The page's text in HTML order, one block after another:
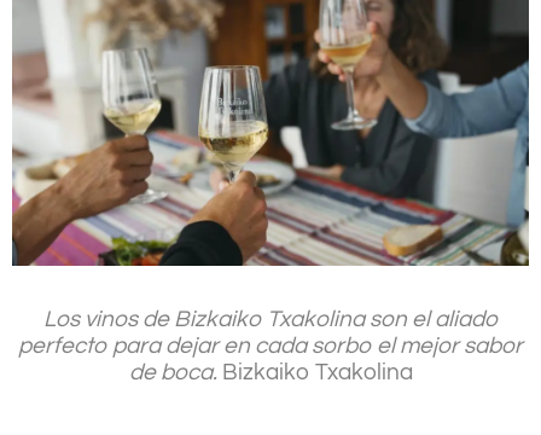
Los vinos de Bizkaiko Txakolina son el aliado
perfecto para dejar en cada sorbo el mejor sabor
de boca.Bizkaiko Txakolina